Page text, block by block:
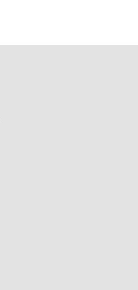
op instagram
ons op mastodon